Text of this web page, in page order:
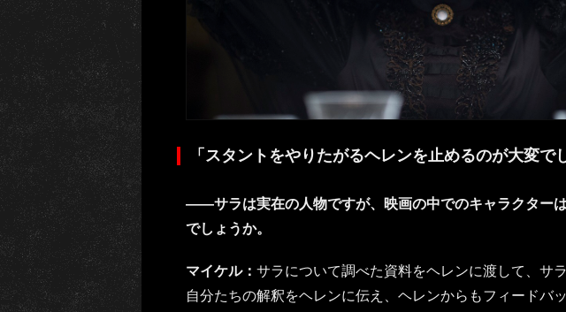
「スタントをやりたがるヘレンを止めるのが大変で
――サラは実在の人物ですが、映画の中でのキャラクター
でしょうか。
マイケル： サラについて調べた資料をヘレンに渡して、サ
自分たちの解釈をヘレンに伝え、ヘレンからもフィードバ